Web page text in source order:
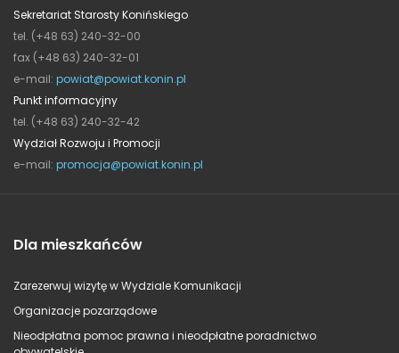
Sekretariat Starosty Konińskiego
tel. (+48 63) 240-32-00
fax (+48 63) 240-32-01
e-mail: powiat@powiat.konin.pl
Punkt informacyjny
tel. (+48 63) 240-32-42
Wydział Rozwoju i Promocji
e-mail: promocja@powiat.konin.pl
Dla mieszkańców
Zarezerwuj wizytę w Wydziale Komunikacji
Organizacje pozarządowe
Nieodpłatna pomoc prawna i nieodpłatne poradnictwo